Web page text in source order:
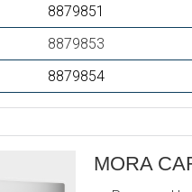
8879851
8879853
8879854
MORA